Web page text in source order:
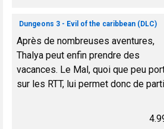
Dungeons 3 - Evil of the caribbean (DLC)
Après de nombreuses aventures,
Thalya peut enfin prendre des
vacances. Le Mal, quoi que peu
sur les RTT, lui permet donc de
cependant quelques tâches